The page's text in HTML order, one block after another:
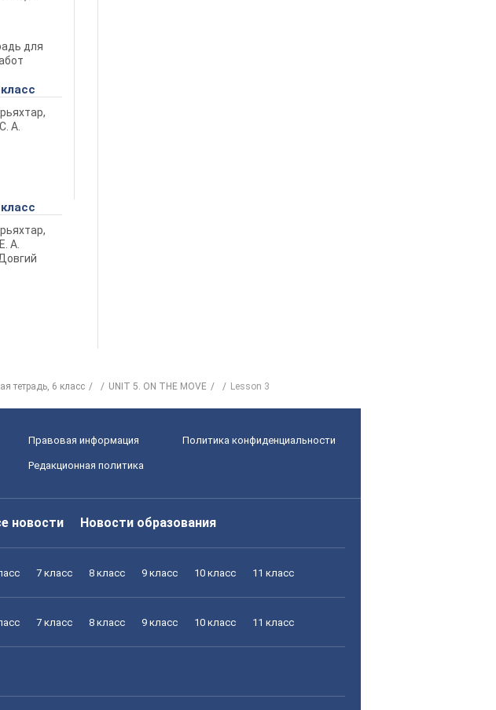
для
А.
А.
тетрадь, 6 класс UNIT 5. ON THE MOVE Lesson 3
Правовая информация Политика конфиденциальности
Редакционная политика
новости Новости образования
7 класс 8 класс 9 класс 10 класс 11 класс
7 класс 8 класс 9 класс 10 класс 11 класс